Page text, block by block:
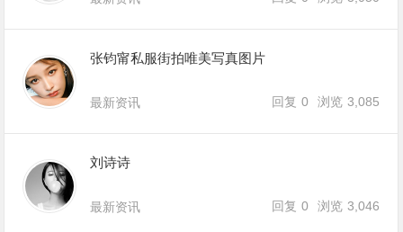
张钧甯私服街拍唯美写真图片
最新资讯 回复 0 浏览 3,085
刘诗诗
最新资讯 回复 0 浏览 3,046